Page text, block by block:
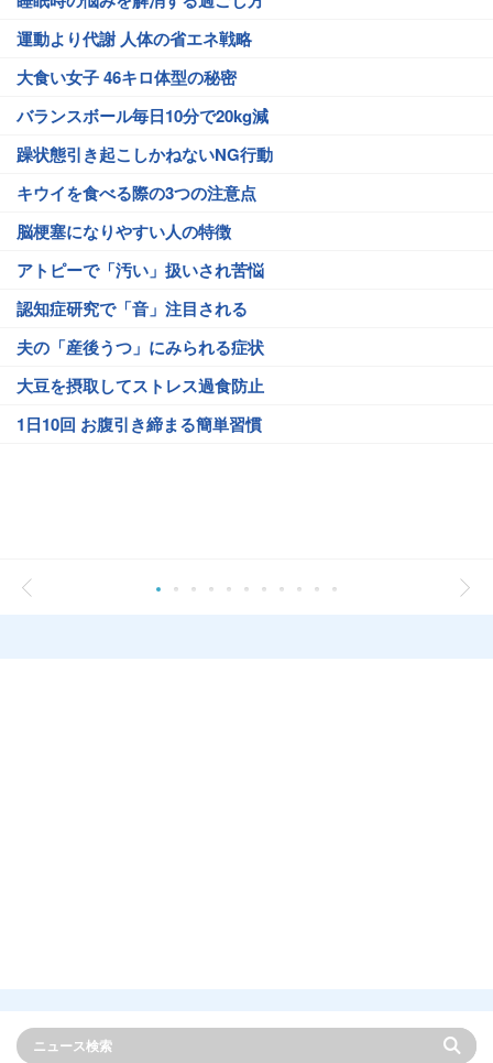
運動より代謝 人体の省エネ戦略
大食い女子 46キロ体型の秘密
バランスボール毎日10分で20kg減
躁状態引き起こしかねないNG行動
キウイを食べる際の3つの注意点
脳梗塞になりやすい人の特徴
アトピーで「汚い」扱いされ苦悩
認知症研究で「音」注目される
夫の「産後うつ」にみられる症状
大豆を摂取してストレス過食防止
1日10回 お腹引き締まる簡単習慣